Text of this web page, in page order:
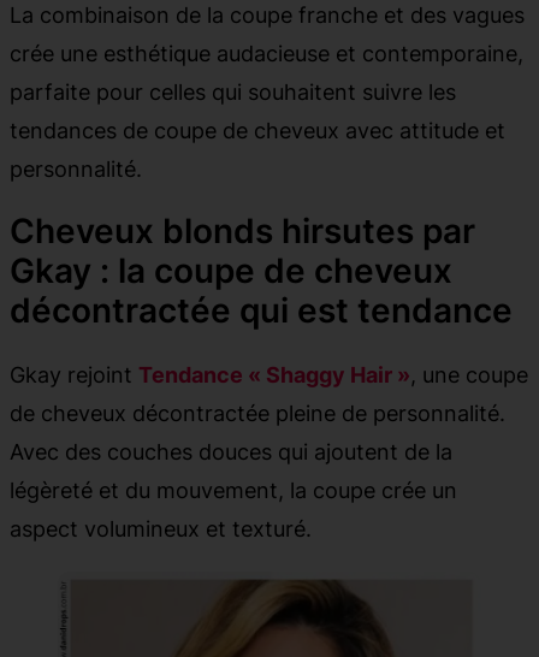
La combinaison de la coupe franche et des vagues
crée une esthétique audacieuse et contemporaine,
parfaite pour celles qui souhaitent suivre les
tendances de coupe de cheveux avec attitude et
personnalité.
Cheveux blonds hirsutes par
Gkay : la coupe de cheveux
décontractée qui est tendance
Gkay rejoint Tendance « Shaggy Hair », une coupe
de cheveux décontractée pleine de personnalité.
Avec des couches douces qui ajoutent de la
légèreté et du mouvement, la coupe crée un
aspect volumineux et texturé.